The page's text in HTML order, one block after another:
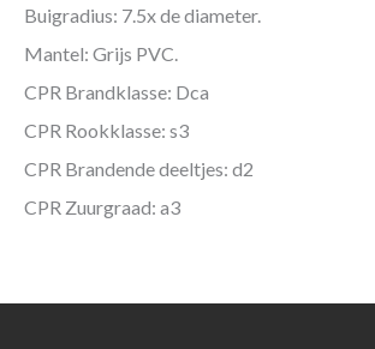
Buigradius: 7.5x de diameter.
Mantel: Grijs PVC.
CPR Brandklasse: Dca
CPR Rookklasse: s3
CPR Brandende deeltjes: d2
CPR Zuurgraad: a3